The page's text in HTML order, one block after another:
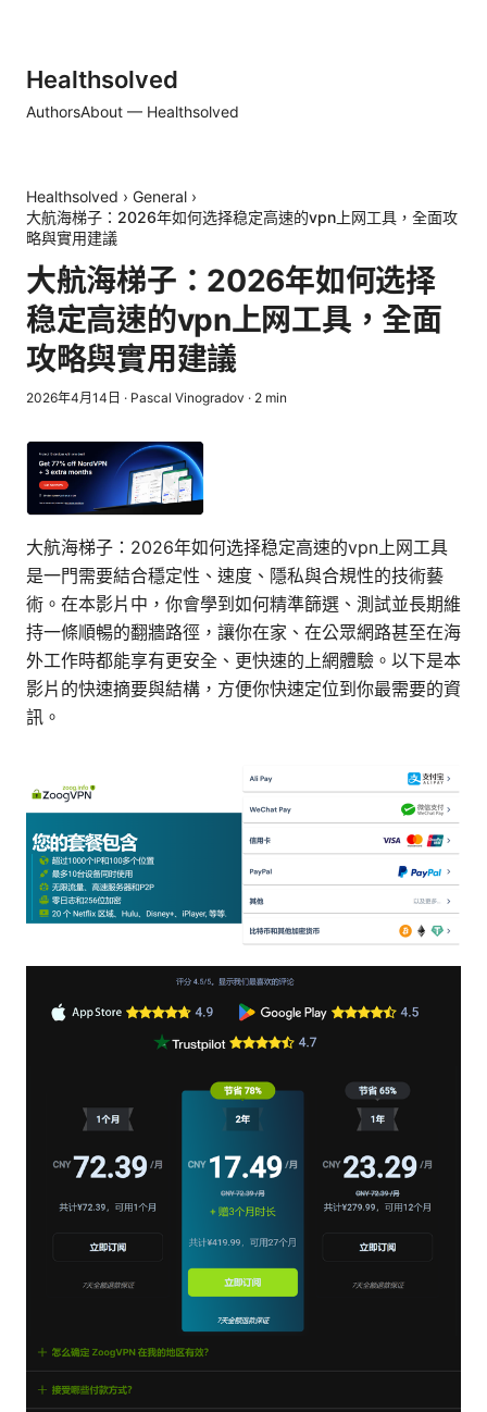
Healthsolved
AuthorsAbout — Healthsolved
Healthsolved › General ›
大航海梯子：2026年如何选择稳定高速的vpn上网工具，全面攻
略與實用建議
大航海梯子：2026年如何选择
稳定高速的vpn上网工具，全面
攻略與實用建議
2026年4月14日 · Pascal Vinogradov · 2 min
大航海梯子：2026年如何选择稳定高速的vpn上网工具
是一門需要結合穩定性、速度、隱私與合規性的技術藝
術。在本影片中，你會學到如何精準篩選、測試並長期維
持一條順暢的翻牆路徑，讓你在家、在公眾網路甚至在海
外工作時都能享有更安全、更快速的上網體驗。以下是本
影片的快速摘要與結構，方便你快速定位到你最需要的資
訊。